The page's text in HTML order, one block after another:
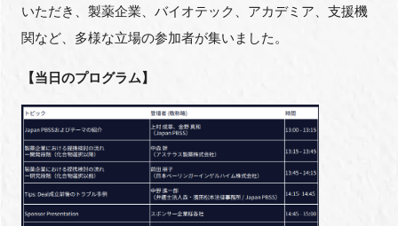
いただき、製薬企業、バイオテック、アカデミア、支援機
関など、多様な立場の参加者が集いました。
【当日のプログラム】